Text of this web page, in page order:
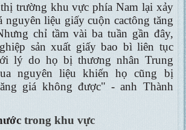
trường khu vực phía Nam lại xảy
nguyên liệu giấy cuộn cactông tăng
chỉ tầm vài ba tuần gần đây,
sản xuất giấy bao bì liên tục
lý do họ bị thương nhân Trung
nguyên liệu khiến họ cũng bị
giá không được" - anh Thành
trong khu vực